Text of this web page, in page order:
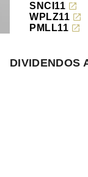
SNCI11
WPLZ11
PMLL11
DIVIDENDOS